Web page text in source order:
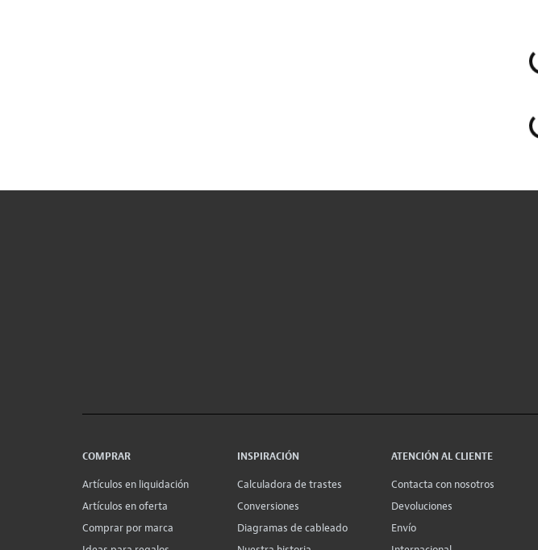
COMPRAR
Artículos en liquidación
Artículos en oferta
Comprar por marca
INSPIRACIÓN
Calculadora de trastes
Conversiones
Diagramas de cableado
ATENCIÓN AL CLIENTE
Contacta con nosotros
Devoluciones
Envío